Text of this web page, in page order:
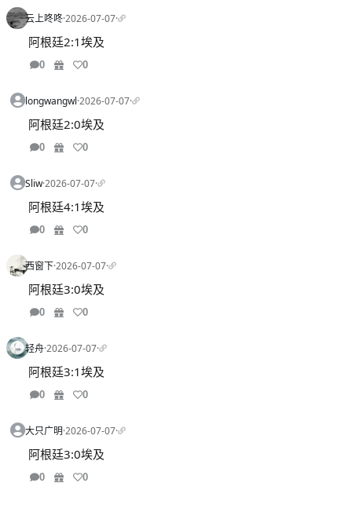
云上咚咚·2026-07-07·
阿根廷2:1埃及
0 0
longwangwl·2026-07-07·
阿根廷2:0埃及
0 0
Sliw·2026-07-07·
阿根廷4:1埃及
0 0
西窗下·2026-07-07·
阿根廷3:0埃及
0 0
轻舟·2026-07-07·
阿根廷3:1埃及
0 0
大只广明·2026-07-07·
阿根廷3:0埃及
0 0